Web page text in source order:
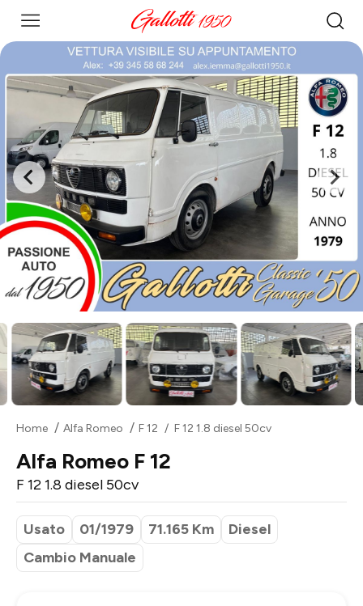
Home Alfa Romeo F 12 F 12 1.8 diesel 50cv
Alfa Romeo F 12
F 12 1.8 diesel 50cv
Usato 01/1979 71.165 Km
Diesel
Cambio Manuale